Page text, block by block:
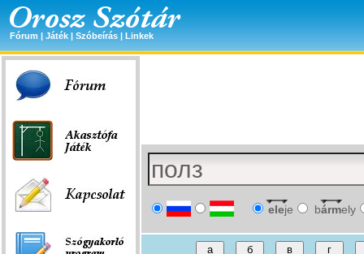
Fórum | Játék | Szóbeírás | Linkek
eleje bármely